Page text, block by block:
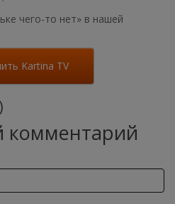
чего-то нет» в нашей
Kartina TV
комментарий